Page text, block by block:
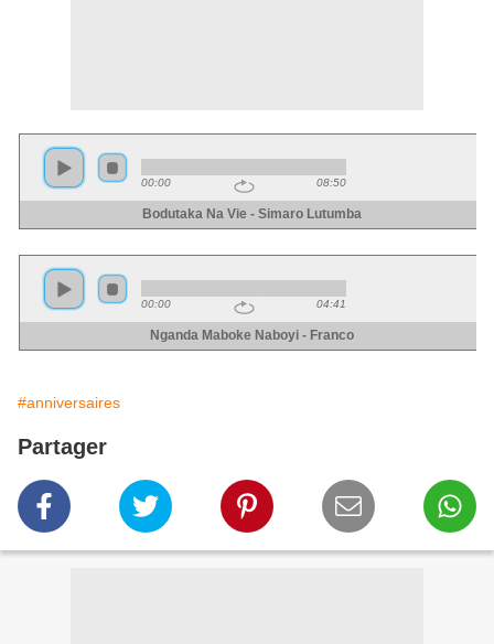
#anniversaires
Partager